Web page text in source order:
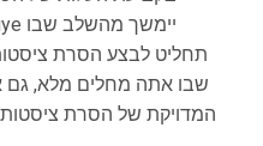
תחליט לבצע הסרת
שבו אתה מחלים מלא, גם
המדויקת של הסרת ציסטות